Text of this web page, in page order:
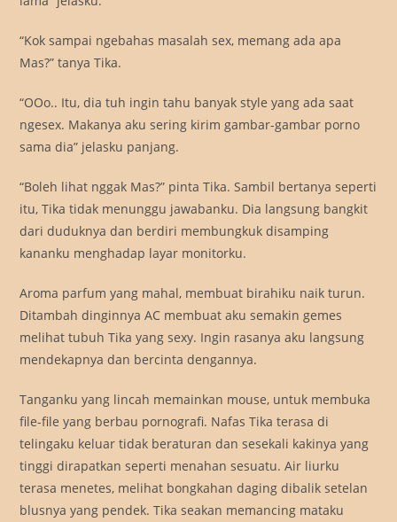
“Kok sampai ngebahas masalah sex, memang ada apa
Mas?” tanya Tika.
“OOo.. Itu, dia tuh ingin tahu banyak style yang ada saat
ngesex. Makanya aku sering kirim gambar-gambar porno
sama dia” jelasku panjang.
“Boleh lihat nggak Mas?” pinta Tika. Sambil bertanya seperti
itu, Tika tidak menunggu jawabanku. Dia langsung bangkit
dari duduknya dan berdiri membungkuk disamping
kananku menghadap layar monitorku.
Aroma parfum yang mahal, membuat birahiku naik turun.
Ditambah dinginnya AC membuat aku semakin gemes
melihat tubuh Tika yang sexy. Ingin rasanya aku langsung
mendekapnya dan bercinta dengannya.
Tanganku yang lincah memainkan mouse, untuk membuka
file-file yang berbau pornografi. Nafas Tika terasa di
telingaku keluar tidak beraturan dan sesekali kakinya yang
tinggi dirapatkan seperti menahan sesuatu. Air liurku
terasa menetes, melihat bongkahan daging dibalik setelan
blusnya yang pendek. Tika seakan memancing mataku